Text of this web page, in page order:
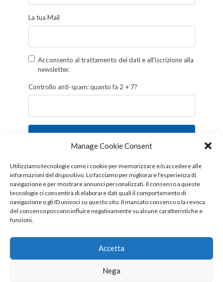
Manage Cookie Consent
Utilizziamo tecnologie come i cookie per memorizzare e/o accedere alle
informazioni del dispositivo. Lo facciamo per migliorare l'esperienza di
navigazione e per mostrare annunci personalizzati. Il consenso a queste
tecnologie ci consentirà di elaborare dati quali il comportamento di
navigazione o gli ID univoci su questo sito. Il mancato consenso o la revoca
del consenso possono influire negativamente su alcune caratteristiche e
funzioni.
Accetta
Nega
La tua Mail
Acconsento al trattamento dei dati e all'iscrizione alla
newsletter.
Controllo anti-spam: quanto fa 2 + 7?
Iscriviti
Follow us!